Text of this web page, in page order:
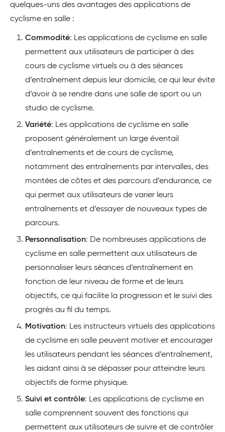
quelques-uns des avantages des applications de
cyclisme en salle :
Commodité: Les applications de cyclisme en salle
permettent aux utilisateurs de participer à des
cours de cyclisme virtuels ou à des séances
d’entraînement depuis leur domicile, ce qui leur évite
d’avoir à se rendre dans une salle de sport ou un
studio de cyclisme.
Variété: Les applications de cyclisme en salle
proposent généralement un large éventail
d’entraînements et de cours de cyclisme,
notamment des entraînements par intervalles, des
montées de côtes et des parcours d’endurance, ce
qui permet aux utilisateurs de varier leurs
entraînements et d’essayer de nouveaux types de
parcours.
Personnalisation: De nombreuses applications de
cyclisme en salle permettent aux utilisateurs de
personnaliser leurs séances d’entraînement en
fonction de leur niveau de forme et de leurs
objectifs, ce qui facilite la progression et le suivi des
progrès au fil du temps.
Motivation: Les instructeurs virtuels des applications
de cyclisme en salle peuvent motiver et encourager
les utilisateurs pendant les séances d’entraînement,
les aidant ainsi à se dépasser pour atteindre leurs
objectifs de forme physique.
Suivi et contrôle: Les applications de cyclisme en
salle comprennent souvent des fonctions qui
permettent aux utilisateurs de suivre et de contrôler